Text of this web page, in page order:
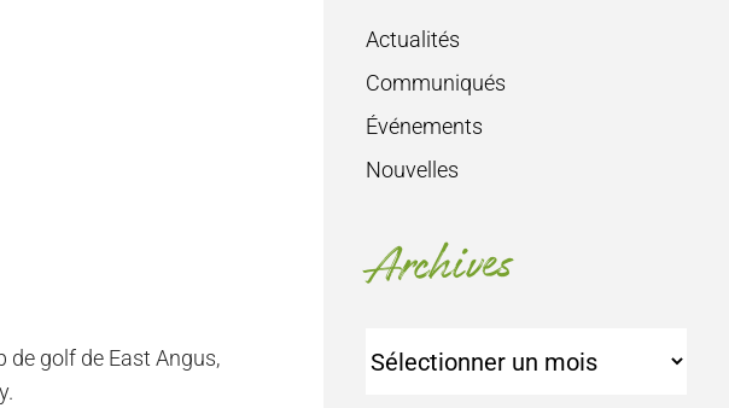
de golf de East Angus,
Actualités
Communiqués
Événements
Nouvelles
Archives